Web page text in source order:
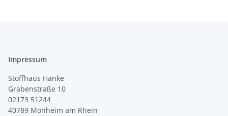
Impressum
Stoffhaus Hanke
Grabenstraße 10
02173 51244
40789 Monheim am Rhein